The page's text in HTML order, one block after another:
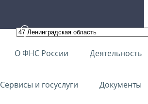
О ФНС России Деятельность
Сервисы и госуслуги Документы